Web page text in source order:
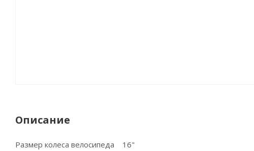
Описание
Размер колеса велосипеда 16"